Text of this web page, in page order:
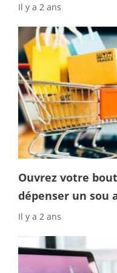
Il y a 2 ans
Ouvrez votre
dépenser un sou
Il y a 2 ans